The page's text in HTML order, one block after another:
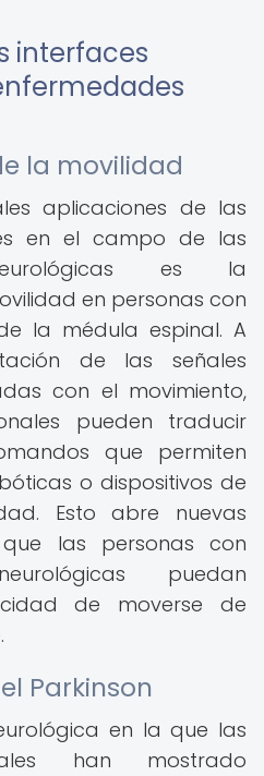
interfaces
la movilidad
aplicaciones de las
en el campo de las
es la
en personas con
la médula espinal. A
de las señales
con el movimiento,
pueden traducir
que permiten
o dispositivos de
Esto abre nuevas
las personas con
puedan
de moverse de
Parkinson
en la que las
han mostrado